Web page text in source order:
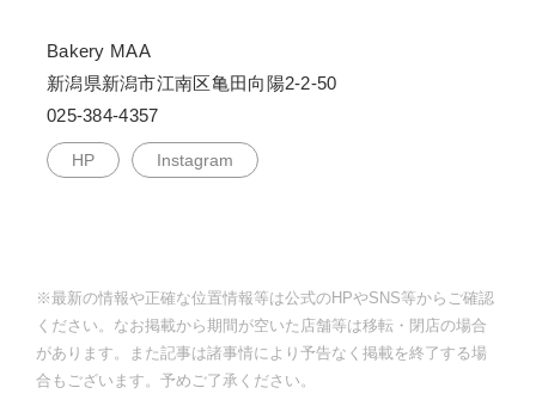
Bakery MAA
新潟県新潟市江南区亀田向陽2-2-50
025-384-4357
HP Instagram
※最新の情報や正確な位置情報等は公式のHPやSNS等からご確認
ください。なお掲載から期間が空いた店舗等は移転・閉店の場合
があります。また記事は諸事情により予告なく掲載を終了する場
合もございます。予めご了承ください。